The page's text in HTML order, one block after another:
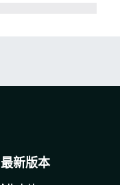
最新版本